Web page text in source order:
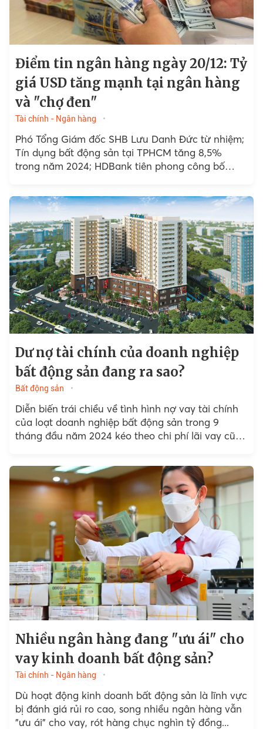
Điểm tin ngân hàng ngày 20/12: Tỷ
giá USD tăng mạnh tại ngân hàng
và "chợ đen"
Tài chính - Ngân hàng
Phó Tổng Giám đốc SHB Lưu Danh Đức từ nhiệm;
Tín dụng bất động sản tại TPHCM tăng 8,5%
trong năm 2024; HDBank tiên phong công bố
Dư nợ tài chính của doanh nghiệp
bất động sản đang ra sao?
Bất động sản
Diễn biến trái chiều về tình hình nợ vay tài chính
của loạt doanh nghiệp bất động sản trong 9
tháng đầu năm 2024 kéo theo chi phí lãi vay cũng
Nhiều ngân hàng đang "ưu ái" cho
vay kinh doanh bất động sản?
Tài chính - Ngân hàng
Dù hoạt động kinh doanh bất động sản là lĩnh vực
bị đánh giá rủi ro cao, song nhiều ngân hàng vẫn
"ưu ái" cho vay, rót hàng chục nghìn tỷ đồng...